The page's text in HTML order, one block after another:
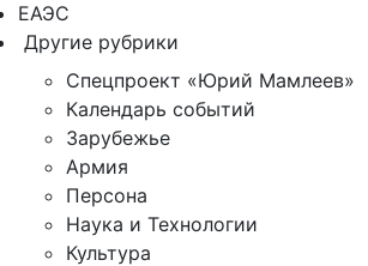
ЕАЭС
Другие рубрики
Спецпроект «Юрий Мамлеев»
Календарь событий
Зарубежье
Армия
Персона
Наука и Технологии
Культура